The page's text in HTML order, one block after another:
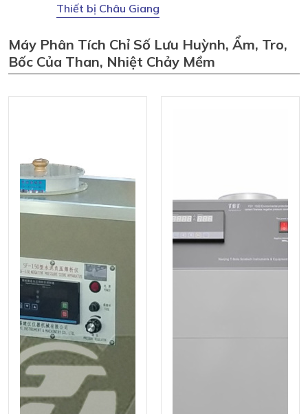
Thiết bị Châu Giang
Máy Phân Tích Chỉ Số Lưu Huỳnh, Ẩm, Tro,
Bốc Của Than, Nhiệt Chảy Mềm